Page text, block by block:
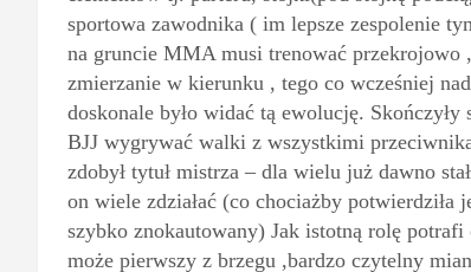
sportowa zawodnika ( im lepsze zespolenie
na gruncie MMA musi trenować przekrojowo
zmierzanie w kierunku , tego co wcześniej
doskonale było widać tą ewolucję.
BJJ wygrywać walki z wszystkimi
zdobył tytuł mistrza – dla wielu już dawno
on wiele zdziałać (co chociażby potwierdziła
szybko znokautowany) Jak istotną rolę
może pierwszy z brzegu ,bardzo czytelny